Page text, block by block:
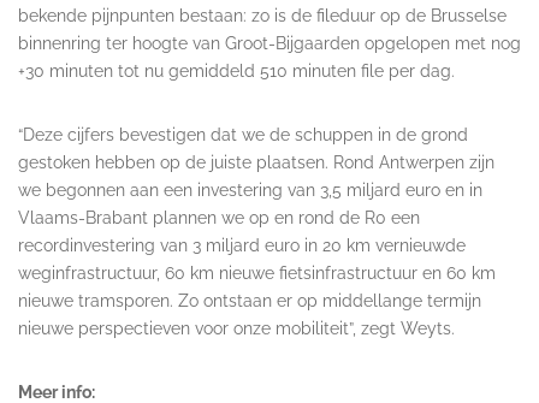
bekende pijnpunten bestaan: zo is de fileduur op de Brusselse
binnenring ter hoogte van Groot-Bijgaarden opgelopen met nog
+30 minuten tot nu gemiddeld 510 minuten file per dag.
“Deze cijfers bevestigen dat we de schuppen in de grond
gestoken hebben op de juiste plaatsen. Rond Antwerpen zijn
we begonnen aan een investering van 3,5 miljard euro en in
Vlaams-Brabant plannen we op en rond de R0 een
recordinvestering van 3 miljard euro in 20 km vernieuwde
weginfrastructuur, 60 km nieuwe fietsinfrastructuur en 60 km
nieuwe tramsporen. Zo ontstaan er op middellange termijn
nieuwe perspectieven voor onze mobiliteit”, zegt Weyts.
Meer info: